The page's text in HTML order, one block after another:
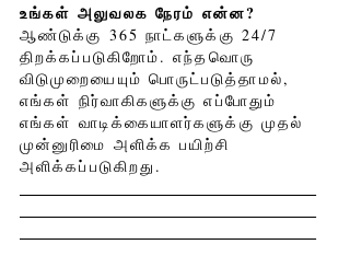
உங்கள் அலுவலக நேரம் என்ன?
ஆண்டுக்கு 365 நாட்களுக்கு 24/7
திறக்கப்படுகிறோம். எந்தவொரு
விடுமுறையையும் பொருட்படுத்தாமல்,
எங்கள் நிர்வாகிகளுக்கு எப்போதும்
எங்கள் வாடிக்கையாளர்களுக்கு முதல்
முன்னுரிமை அளிக்க பயிற்சி
அளிக்கப்படுகிறது.